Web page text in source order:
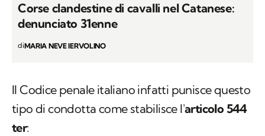
Corse clandestine di cavalli nel Catanese:
denunciato 31enne
diMARIA NEVE IERVOLINO
Il Codice penale italiano infatti punisce questo
tipo di condotta come stabilisce l'articolo 544
ter: